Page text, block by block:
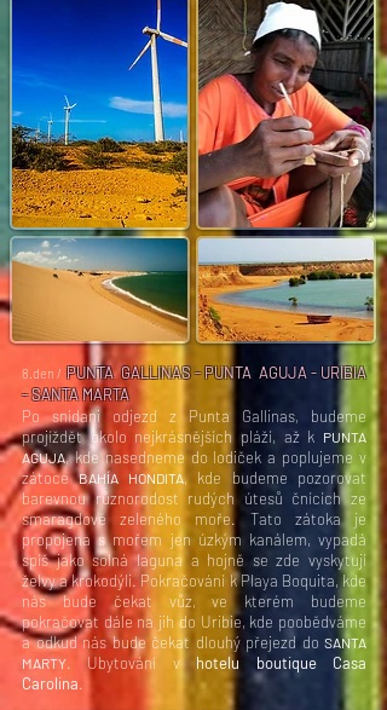
8.den / PUNTA GALLINAS - PUNTA AGUJA - URIBIA
- SANTA MARTA
Po snídani odjezd z Punta Gallinas, budeme
projíždět okolo nejkrásnějších pláží, až k PUNTA
AGUJA, kde nasedneme do lodiček a poplujeme v
zátoceBAHÍA HONDITA, kde budeme pozorovat
barevnou různorodost rudých útesů čnících ze
smaragdově zeleného moře. Tato zátoka je
propojena s mořem jen úzkým kanálem, vypadá
spíš jako solná laguna a hojně se zde vyskytují
želvy a krokodýli. Pokračování k Playa Boquita, kde
nás bude čekat vůz, ve kterém budeme
pokračovat dále na jih do Uribie, kde poobědváme
a odkud nás bude čekat dlouhý přejezd do SANTA
MARTY. Ubytování v hotelu boutique Casa
Carolina.